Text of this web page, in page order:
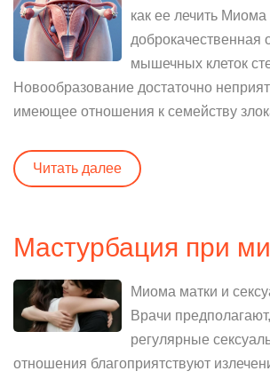
как ее лечить
доброкачественная
мышечных клеток
Новообразование достаточно
имеющее отношения к семейству
Читать далее
Мастурбация при
Миома матки и
Врачи
регулярные
отношения благоприятствуют